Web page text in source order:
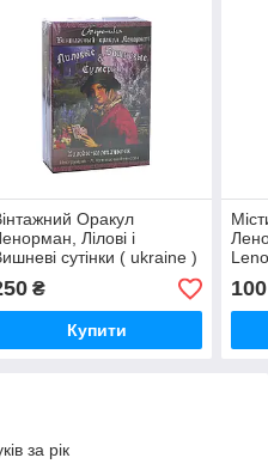
Оракул
Лілові і
сутінки ( ukraine )
₴
Купити
100
за рік